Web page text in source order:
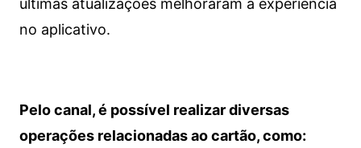
últimas atualizações melhoraram a experiência
no aplicativo.
Pelo canal, é possível realizar diversas
operações relacionadas ao cartão, como: